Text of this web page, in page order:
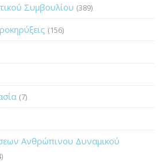
Συμβουλίου (389)
(156)
(7)
Ανθρώπινου Δυναμικού